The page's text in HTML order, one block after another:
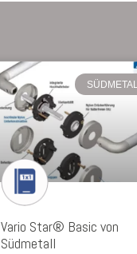
Vario Star® Basic von
Südmetall